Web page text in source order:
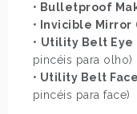
• Bulletproof
• Invicible Mirror
• Utility Belt Eye
pincéis para olho)
• Utility Belt
pincéis para face)